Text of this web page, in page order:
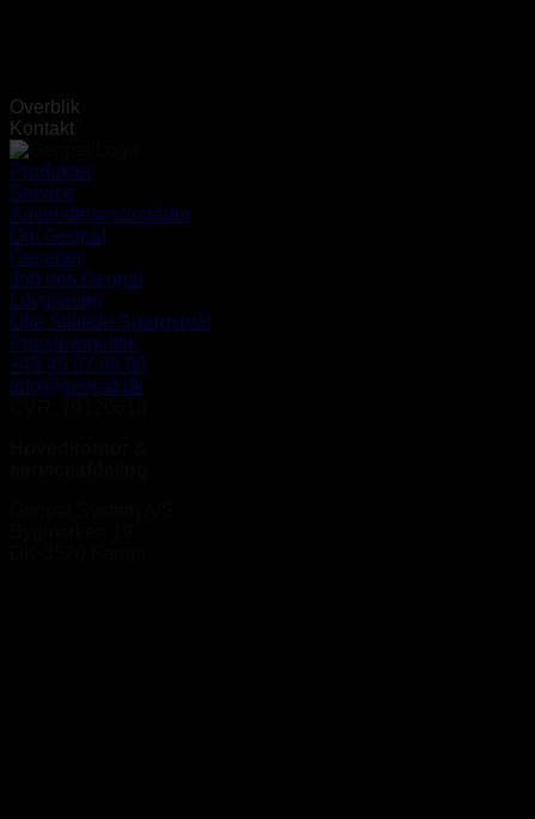
Overblik
Kontakt
Produkter
Service
Anvendelsesområder
Om Geopal
Gasarter
Job hos Geopal
Lovgivning
Ofte Stillede Spørgsmål
Privatlivspolitik
+45 45 67 06 00
info@geopal.dk